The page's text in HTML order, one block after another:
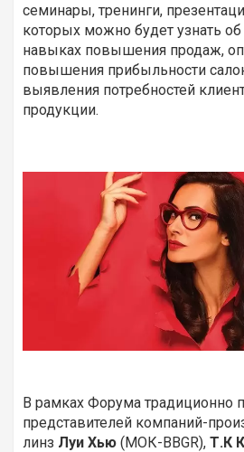
семинары, тренинги,
которых можно будет узнать
навыках повышения продаж,
повышения прибыльности
выявления потребностей
продукции.
В рамках Форума традиционно
представителей компаний-
линз Луи Хью (МОК-BBGR), Т.К